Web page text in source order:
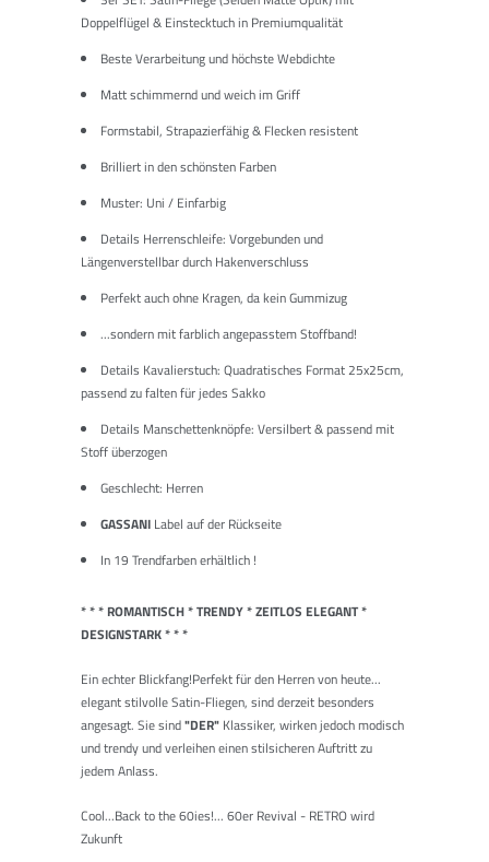
Doppelflügel & Einstecktuch in Premiumqualität
Beste Verarbeitung und höchste Webdichte
Matt schimmernd und weich im Griff
Formstabil, Strapazierfähig & Flecken resistent
Brilliert in den schönsten Farben
Muster: Uni / Einfarbig
Details Herrenschleife: Vorgebunden und
Längenverstellbar durch Hakenverschluss
Perfekt auch ohne Kragen, da kein Gummizug
...sondern mit farblich angepasstem Stoffband!
Details Kavalierstuch: Quadratisches Format 25x25cm,
passend zu falten für jedes Sakko
Details Manschettenknöpfe: Versilbert & passend mit
Stoff überzogen
Geschlecht: Herren
GASSANI Label auf der Rückseite
In 19 Trendfarben erhältlich !
* * * ROMANTISCH * TRENDY * ZEITLOS ELEGANT *
DESIGNSTARK * * *
Ein echter Blickfang!Perfekt für den Herren von heute...
elegant stilvolle Satin-Fliegen, sind derzeit besonders
angesagt. Sie sind"DER" Klassiker, wirken jedoch modisch
und trendy und verleihen einen stilsicheren Auftritt zu
jedem Anlass.
Cool...Back to the 60ies!... 60er Revival - RETRO wird
Zukunft